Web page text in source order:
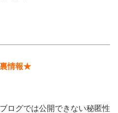
情報★
ログでは公開できない秘匿性